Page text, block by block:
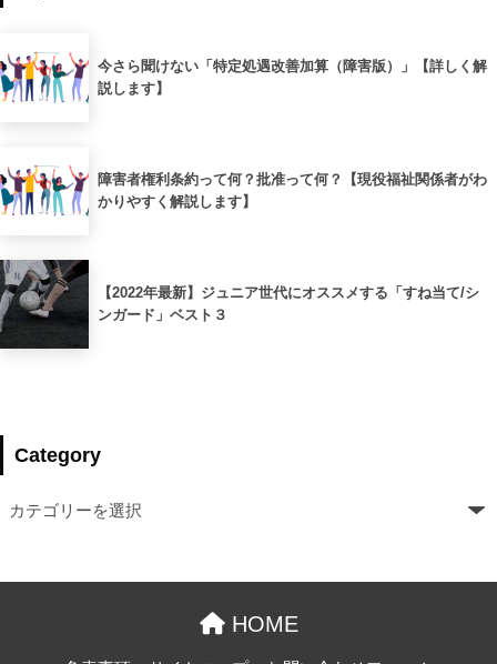
今さら聞けない「特定処遇改善加算（障害版）」【詳しく解
説します】
障害者権利条約って何？批准って何？【現役福祉関係者がわ
かりやすく解説します】
【2022年最新】ジュニア世代にオススメする「すね当て/シ
ンガード」ベスト３
Category
HOME